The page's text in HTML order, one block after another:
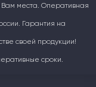
Вам места. Оперативная
Гарантия на
своей продукции!
сроки.